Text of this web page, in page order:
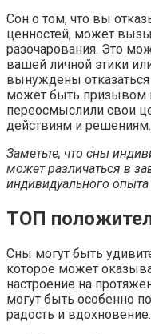
Сон о том, что вы
ценностей, может
разочарования. Это
вашей личной этики
вынуждены
может быть призывом
переосмыслили свои
действиям и решениям.
Заметьте, что сны
может различаться в
индивидуального
ТОП
Сны могут быть
которое может
настроение на
могут быть особенно
радость и